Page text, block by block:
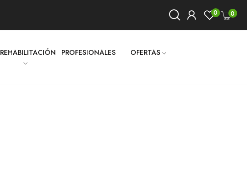
0 0
REHABILITACIÓN PROFESIONALES OFERTAS